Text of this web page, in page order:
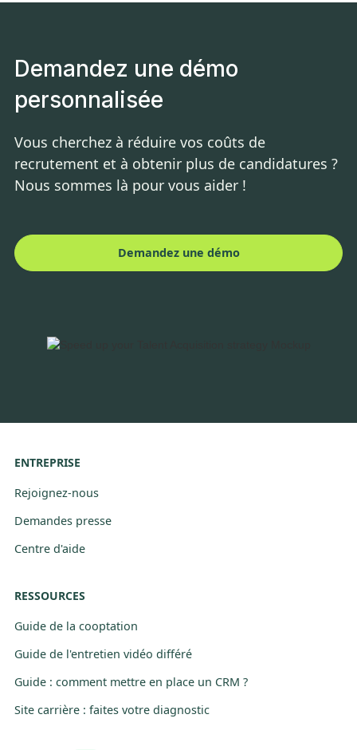
Demandez une démo
personnalisée
Vous cherchez à réduire vos coûts de
recrutement et à obtenir plus de candidatures ?
Nous sommes là pour vous aider !
Demandez une démo
ENTREPRISE
Rejoignez-nous
Demandes presse
Centre d'aide
RESSOURCES
Guide de la cooptation
Guide de l'entretien vidéo différé
Guide : comment mettre en place un CRM ?
Site carrière : faites votre diagnostic